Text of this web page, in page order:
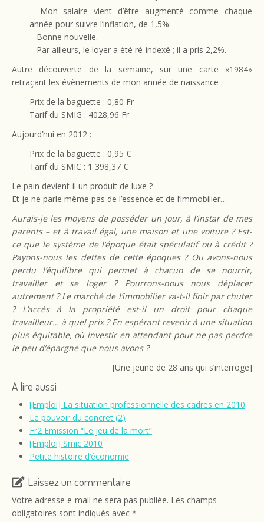
– Mon salaire vient d’être augmenté comme chaque
année pour suivre l’inflation, de 1,5%.
– Bonne nouvelle.
– Par ailleurs, le loyer a été ré-indexé ; il a pris 2,2%.
Autre découverte de la semaine, sur une carte «1984»
retraçant les évènements de mon année de naissance :
Prix de la baguette : 0,80 Fr
Tarif du SMIG : 4028,96 Fr
Aujourd’hui en 2012 :
Prix de la baguette : 0,95 €
Tarif du SMIC : 1 398,37 €
Le pain devient-il un produit de luxe ?
Et je ne parle même pas de l’essence et de l’immobilier…
Aurais-je les moyens de posséder un jour, à l’instar de mes
parents – et à travail égal, une maison et une voiture ? Est-
ce que le système de l’époque était spéculatif ou à crédit ?
Payons-nous les dettes de cette époques ? Ou avons-nous
perdu l’équilibre qui permet à chacun de se nourrir,
travailler et se loger ? Pourrons-nous nous déplacer
autrement ?Le marché de l’immobilier va-t-il finir par chuter
? L’accès à la propriété est-il un droit pour chaque
travailleur… à quel prix ? En espérant revenir à une situation
plus équitable, où investir en attendant pour ne pas perdre
le peu d’épargne que nous avons ?
[Une jeune de 28 ans qui s’interroge]
A lire aussi
[Emploi] La situation professionnelle des cadres en 2010
Le pouvoir du concret (2)
Fr2 Emission “Le jeu de la mort”
[Emploi] Smic 2010
Petite histoire d’économie
Laissez un commentaire
Votre adresse e-mail ne sera pas publiée. Les champs
obligatoires sont indiqués avec *